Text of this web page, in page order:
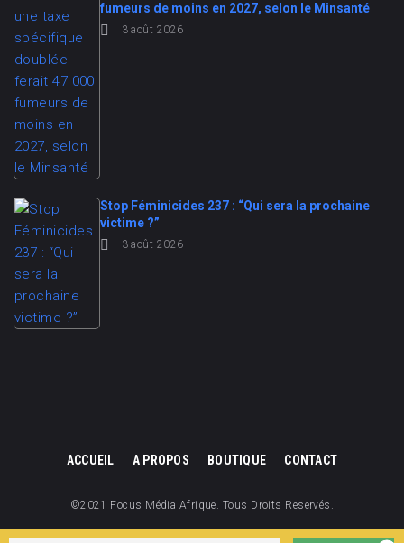
fumeurs de moins en 2027, selon le Minsanté
3 août 2026
Stop Féminicides 237 : “Qui sera la prochaine
victime ?”
3 août 2026
ACCUEIL A PROPOS BOUTIQUE CONTACT
©2021 Focus Média Afrique. Tous Droits Reservés.